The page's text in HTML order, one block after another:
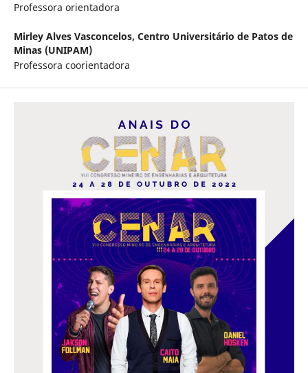
Professora orientadora
Mirley Alves Vasconcelos, Centro Universitário de Patos de
Minas (UNIPAM)
Professora coorientadora